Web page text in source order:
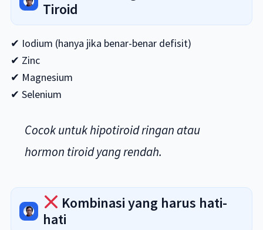
Tiroid
✔ Iodium (hanya jika benar-benar defisit)
✔ Zinc
✔ Magnesium
✔ Selenium
Cocok untuk hipotiroid ringan atau
hormon tiroid yang rendah.
Kombinasi yang harus hati-
hati